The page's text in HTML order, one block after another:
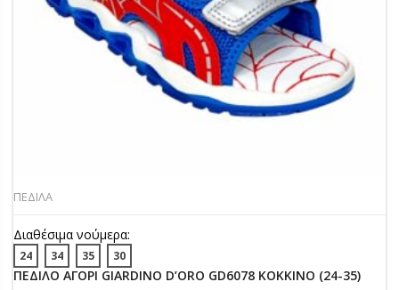
ΠΕΔΙΛΑ
Διαθέσιμα νούμερα:
24 34 35 30
ΠΕΔΙΛΟ ΑΓΟΡΙ GIARDINO D’ORO GD6078 ΚΟΚΚΙΝΟ (24-35)